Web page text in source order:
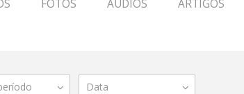
FOTOS ÁUDIOS ARTIGOS
Data